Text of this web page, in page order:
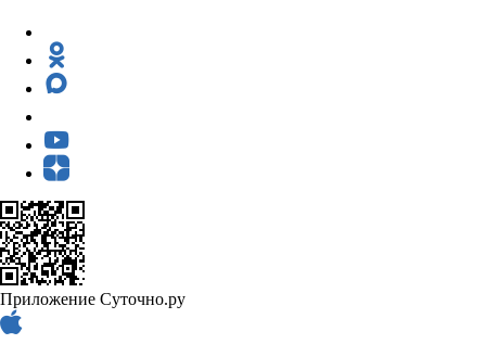
Приложение Суточно.ру